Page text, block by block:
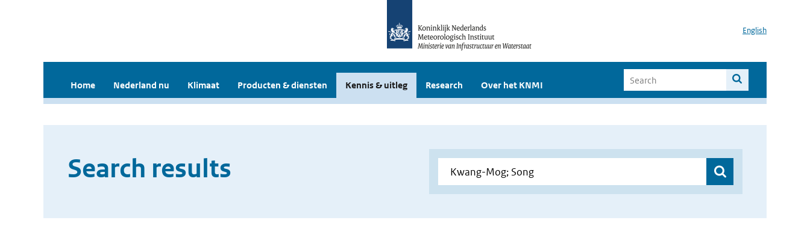
English
Home Nederland nu Klimaat Producten & diensten Kennis & uitleg Research Over het KNMI
Search results